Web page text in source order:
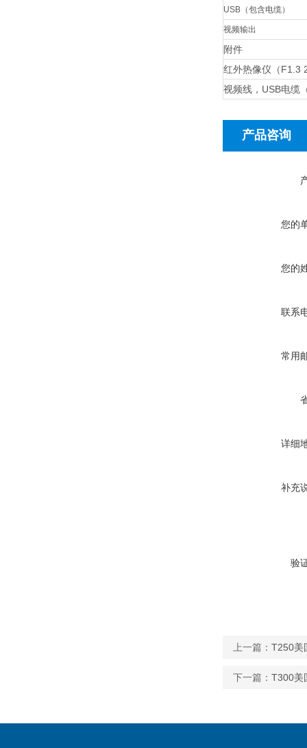
USB（包含电缆）
视频输出
附件
红外热像仪（F1.3
视频线，USB电缆
产品咨询
您的
您的
联系
常用
详细
补充
验
上一篇： T250美
下一篇： T300美